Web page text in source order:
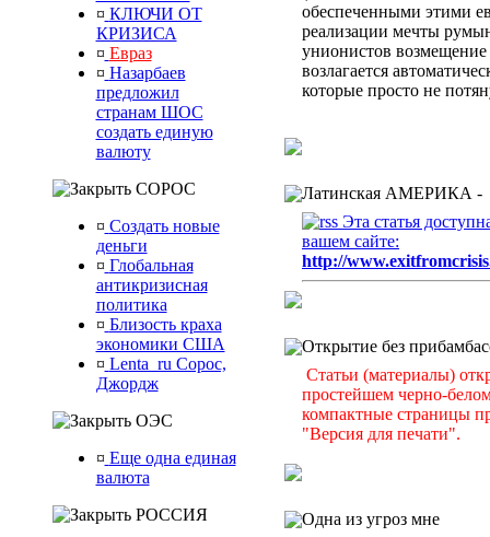
¤ КЛЮЧИ ОТ
КРИЗИСА
¤ Евраз
¤ Назарбаев
предложил
странам ШОС
создать единую
валюту
СОРОС
¤ Создать новые
деньги
¤ Глобальная
антикризисная
политика
¤ Близость краха
экономики США
¤ Lenta_ru Сорос,
Джордж
ОЭС
¤ Еще одна единая
валюта
РОССИЯ
обеспеченными этими
реализации мечты
унионистов возмещение
возлагается
которые просто не
Латинская АМЕРИКА -
Эта статья
вашем сайте:
http://
Открытие без
Статьи (материалы)
простейшем черно-
компактные страницы
"Версия для печати".
Одна из угроз мне